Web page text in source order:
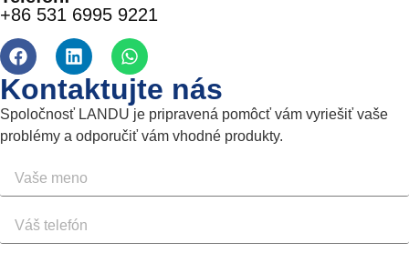
+86 531 6995 9221
Kontaktujte nás
Spoločnosť LANDU je pripravená pomôcť vám vyriešiť vaše
problémy a odporučiť vám vhodné produkty.